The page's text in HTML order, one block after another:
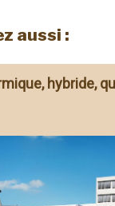
aussi :
hybride,